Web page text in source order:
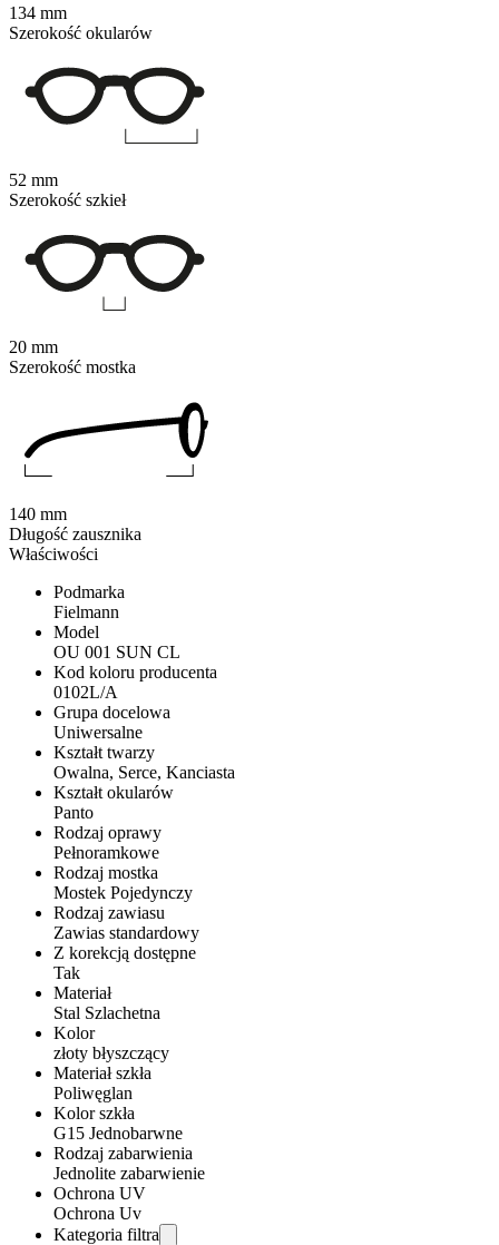
Właściwości
Podmarka
Fielmann
Model
OU 001 SUN CL
Kod koloru producenta
0102L/A
Grupa docelowa
Uniwersalne
Kształt twarzy
Owalna, Serce, Kanciasta
Kształt okularów
Panto
Rodzaj oprawy
Pełnoramkowe
Rodzaj mostka
Mostek Pojedynczy
Rodzaj zawiasu
Zawias standardowy
Z korekcją dostępne
Tak
Materiał
Stal Szlachetna
Kolor
złoty błyszczący
Materiał szkła
Poliwęglan
Kolor szkła
G15 Jednobarwne
Rodzaj zabarwienia
Jednolite zabarwienie
Ochrona UV
Ochrona Uv
Kategoria filtra
134 mm
Szerokość okularów
52 mm
Szerokość szkieł
20 mm
Szerokość mostka
140 mm
Długość zausznika